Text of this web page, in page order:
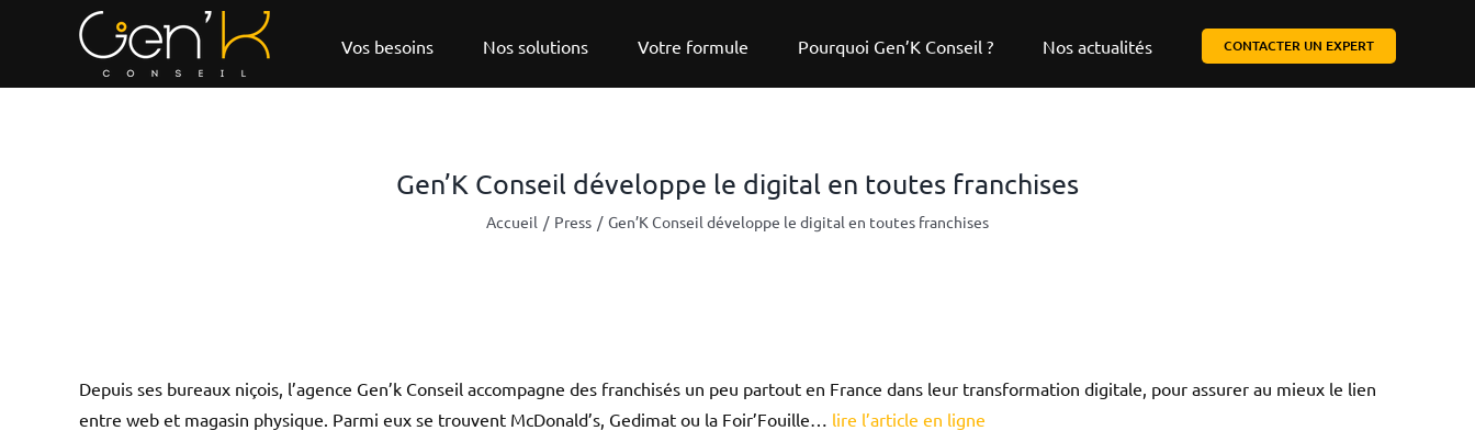
Vos besoins Nos solutions Votre formule Pourquoi Gen’K Conseil ? Nos actualités CONTACTER UN EXPERT
Gen’K Conseil développe le digital en toutes franchises
Accueil Press Gen’K Conseil développe le digital en toutes franchises
Depuis ses bureaux niçois, l’agence Gen’k Conseil accompagne des franchisés un peu partout en France dans leur transformation digitale, pour assurer au mieux le lien
entre web et magasin physique. Parmi eux se trouvent McDonald’s, Gedimat ou la Foir’Fouille… lire l’article en ligne